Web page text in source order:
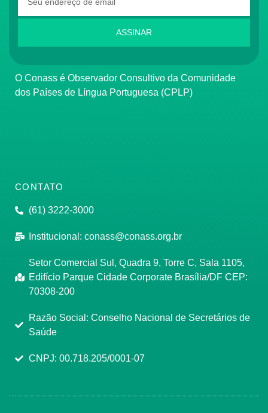
ASSINAR
O Conass é Observador Consultivo da Comunidade
dos Países de Língua Portuguesa (CPLP)
CONTATO
(61) 3222-3000
Institucional: conass@conass.org.br
Setor Comercial Sul, Quadra 9, Torre C, Sala 1105,
Edifício Parque Cidade Corporate Brasília/DF CEP:
70308-200
Razão Social: Conselho Nacional de Secretários de
Saúde
CNPJ: 00.718.205/0001-07